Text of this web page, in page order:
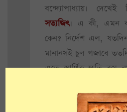
বন্দ্যোপাধ্যায়।
সত্যজিৎ। এ কী, এমন
কেন? নির্দেশ এল,
মানানসই চুল গজাবে
এতে আর্থিক ক্ষতি কম
মানতেই হল কানু